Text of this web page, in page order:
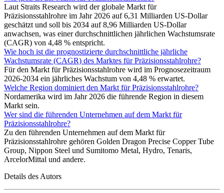
Laut Straits Research wird der globale Markt für
Präzisionsstahlrohre im Jahr 2026 auf 6,31 Milliarden US-Dollar
geschätzt und soll bis 2034 auf 8,96 Milliarden US-Dollar
anwachsen, was einer durchschnittlichen jährlichen Wachstumsrate
(CAGR) von 4,48 % entspricht.
Wie hoch ist die prognostizierte durchschnittliche jährliche
Wachstumsrate (CAGR) des Marktes für Präzisionsstahlrohre?
Für den Markt für Präzisionsstahlrohre wird im Prognosezeitraum
2026-2034 ein jährliches Wachstum von 4,48 % erwartet.
Welche Region dominiert den Markt für Präzisionsstahlrohre?
Nordamerika wird im Jahr 2026 die führende Region in diesem
Markt sein.
Wer sind die führenden Unternehmen auf dem Markt für
Präzisionsstahlrohre?
Zu den führenden Unternehmen auf dem Markt für
Präzisionsstahlrohre gehören Golden Dragon Precise Copper Tube
Group, Nippon Steel und Sumitomo Metal, Hydro, Tenaris,
ArcelorMittal und andere.
Details des Autors